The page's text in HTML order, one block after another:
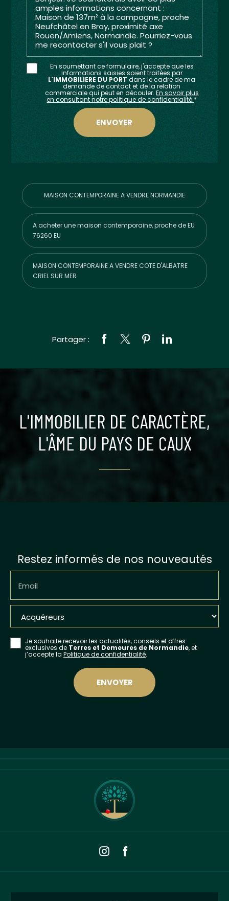
En soumettant ce formulaire, j'accepte que les
informations saisies soient traitées par
L'IMMOBILIERE DU PORT dans le cadre de ma
demande de contact et de la relation
commerciale qui peut en découler. En savoir plus
en consultant notre politique de confidentialité.*
MAISON CONTEMPORAINE A VENDRE NORMANDIE
A acheter une maison contemporaine, proche de EU
76260 EU
MAISON CONTEMPORAINE A VENDRE COTE D'ALBATRE
CRIEL SUR MER
Partager :
L'IMMOBILIER DE CARACTÈRE,
L'ÂME DU PAYS DE CAUX
Restez informés de nos nouveautés
Email
Je souhaite recevoir les actualités, conseils et offres
exclusives de Terres et Demeures de Normandie, et
j’accepte la Politique de confidentialité.